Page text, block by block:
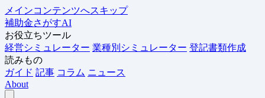
メインコンテンツへスキップ
補助金さがすAI
お役立ちツール
経営シミュレーター 業種別シミュレーター 登記書類作成
読みもの
ガイド 記事 コラム ニュース
About